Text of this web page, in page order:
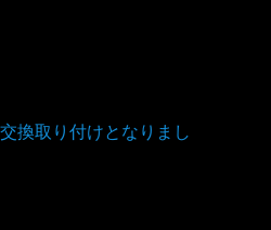
換取り付けとなりまし